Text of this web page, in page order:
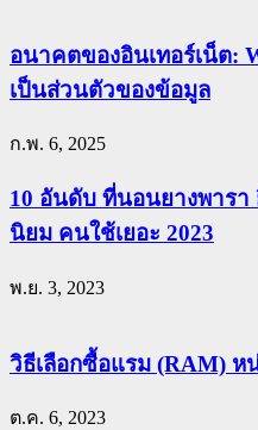
อนาคตของอินเทอร์เน็ต:
เป็นส่วนตัวของข้อมูล
ก.พ. 6, 2025
10 อันดับ ที่นอนยางพาร
นิยม คนใช้เยอะ 2023
พ.ย. 3, 2023
วิธีเลือกซื้อแรม (RAM)
ต.ค. 6, 2023